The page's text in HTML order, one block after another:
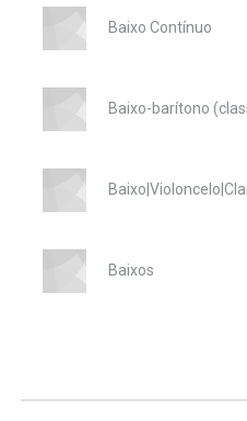
Baixo Contínuo
Baixo-barítono
Baixos